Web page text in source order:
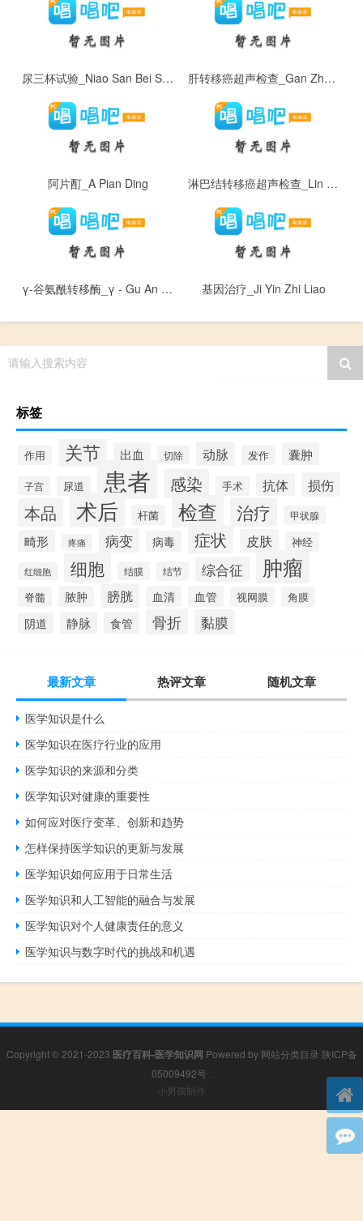
尿三杯试验_Niao San Bei Shi Yan 肝转移癌超声检查_Gan Zhuan Yi Ai Chao Sheng Jian Cha
阿片酊_A Pian Ding 淋巴结转移癌超声检查_Lin Ba Jie Zhuan Yi Ai Chao Sheng Jian Cha
γ-谷氨酰转移酶_γ - Gu An Xian Zhuan Yi Mei 基因治疗_Ji Yin Zhi Liao
请输入搜索内容
标签
作用 关节 出血 切除 动脉 发作 囊肿
子宫 尿道 患者 感染 手术 抗体 损伤
本品 术后 杆菌 检查 治疗 甲状腺
畸形 疼痛 病变 病毒 症状 皮肤 神经
红细胞 细胞 结膜 结节 综合征 肿瘤
脊髓 脓肿 膀胱 血清 血管 视网膜 角膜
阴道 静脉 食管 骨折 黏膜
最新文章 热评文章 随机文章
医学知识是什么
医学知识在医疗行业的应用
医学知识的来源和分类
医学知识对健康的重要性
如何应对医疗变革、创新和趋势
怎样保持医学知识的更新与发展
医学知识如何应用于日常生活
医学知识和人工智能的融合与发展
医学知识对个人健康责任的意义
医学知识与数字时代的挑战和机遇
Copyright © 2021-2023 医疗百科-医学知识网 Powered by 网站分类目录 陕ICP备
05009492号
小男孩制作